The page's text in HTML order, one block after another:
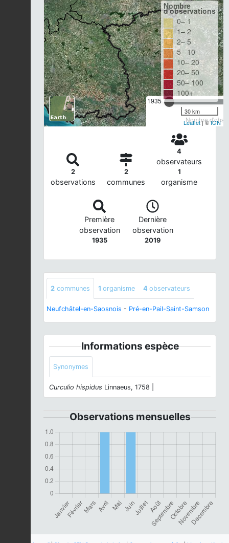
1935
Nombre
Nombre
d'observations
0– 1
1– 2
2– 5
5– 10
10– 20
20– 50
50– 100
100+
30 km
Leaflet| ©IGN
2
observations
2
communes
4
observateurs
1
organisme
Première
observation
1935
Dernière
observation
2019
2 communes 1 organisme 4 observateurs
Neufchâtel-en-Saosnois - Pré-en-Pail-Saint-Samson
Informations espèce
Synonymes
Curculio hispidus Linnaeus, 1758 |
Observations mensuelles